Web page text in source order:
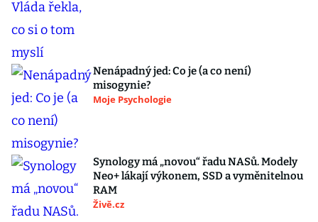
Nenápadný jed: Co je (a co není)
misogynie?
Moje Psychologie
Synology má „novou“ řadu NASů. Modely
Neo+ lákají výkonem, SSD a vyměnitelnou
RAM
Živě.cz